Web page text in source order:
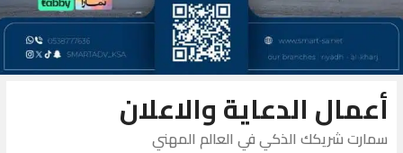
أعمال الدعاية والاعلان
سمارت شريكك الذكي في العالم المهني